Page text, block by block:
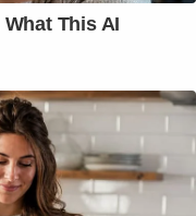
This AI